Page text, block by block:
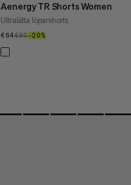
Aenergy TR Shorts Women
Ultralätta löparshorts
€64€64
€80€80
–20%